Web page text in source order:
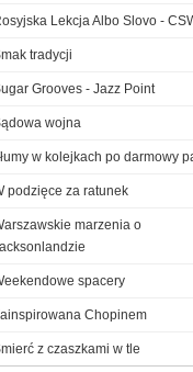
Lekcja Albo Slovo -
tradycji
Grooves - Jazz Point
wojna
w kolejkach po darmowy
podzięce za ratunek
marzenia o
spacery
Chopinem
z czaszkami w tle